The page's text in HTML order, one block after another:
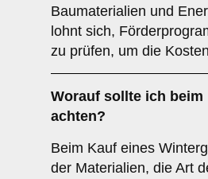
Baumaterialien und
lohnt sich,
zu prüfen, um die
Worauf sollte ich
achten?
Beim Kauf eines
der Materialien, die Art